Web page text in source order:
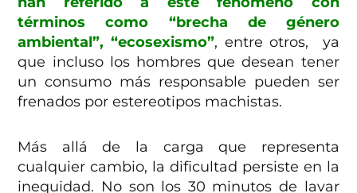
términos como “brecha de género
ambiental”, “ecosexismo”, entre otros,
ya
que incluso los hombres que desean tener
un consumo más responsable pueden ser
frenados por estereotipos machistas.
Más allá de la carga que representa
cualquier cambio, la dificultad persiste en la
inequidad. No son los 30 minutos de lavar